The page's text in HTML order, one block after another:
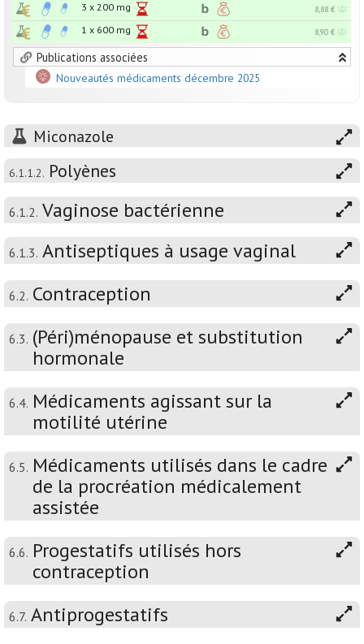
3 x 200 mg 8,88 €
1 x 600 mg 8,90 €
Publications associées
Nouveautés médicaments décembre 2025
Miconazole
6.1.1.2. Polyènes
6.1.2. Vaginose bactérienne
6.1.3. Antiseptiques à usage vaginal
6.2. Contraception
6.3. (Péri)ménopause et substitution
hormonale
6.4. Médicaments agissant sur la
motilité utérine
6.5. Médicaments utilisés dans le cadre
de la procréation médicalement
assistée
6.6. Progestatifs utilisés hors
contraception
6.7. Antiprogestatifs